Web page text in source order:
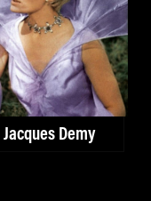
Demy